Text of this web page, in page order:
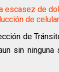
escasez de
de
de
sin